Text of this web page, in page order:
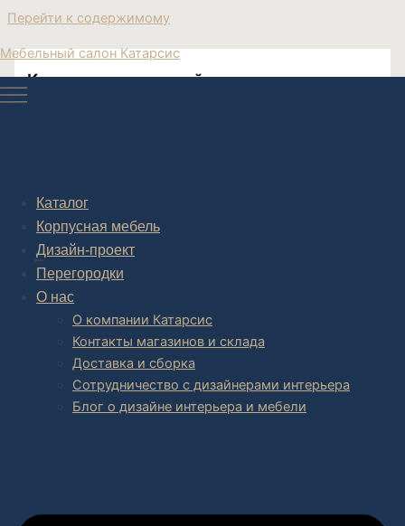
Перейти к содержимому
Мебельный салон Катарсис
Каталог
Корпусная мебель
Дизайн-проект
Перегородки
О нас
О компании Катарсис
Контакты магазинов и склада
Доставка и сборка
Сотрудничество с дизайнерами интерьера
Блог о дизайне интерьера и мебели
Купить круглые двойные столики
Post navigation
НАЗАД